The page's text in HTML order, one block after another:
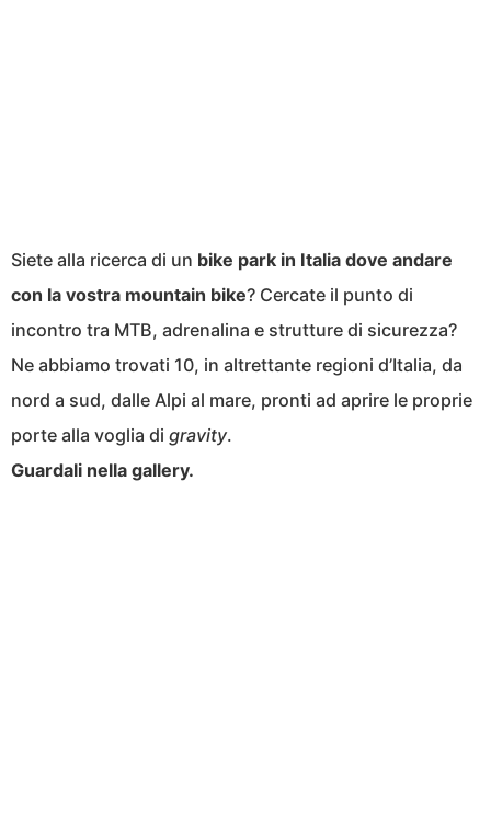
Siete alla ricerca di un bike park in Italia dove andare
con la vostra mountain bike? Cercate il punto di
incontro tra MTB, adrenalina e strutture di sicurezza?
Ne abbiamo trovati 10, in altrettante regioni d’Italia, da
nord a sud, dalle Alpi al mare, pronti ad aprire le proprie
porte alla voglia di gravity.
Guardali nella gallery.